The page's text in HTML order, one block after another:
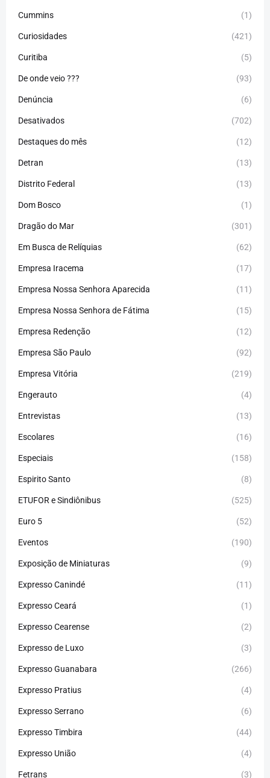
Cummins (1)
Curiosidades (421)
Curitiba (5)
De onde veio ??? (93)
Denúncia (6)
Desativados (702)
Destaques do mês (12)
Detran (13)
Distrito Federal (13)
Dom Bosco (1)
Dragão do Mar (301)
Em Busca de Relíquias (62)
Empresa Iracema (17)
Empresa Nossa Senhora Aparecida (11)
Empresa Nossa Senhora de Fátima (15)
Empresa Redenção (12)
Empresa São Paulo (92)
Empresa Vitória (219)
Engerauto (4)
Entrevistas (13)
Escolares (16)
Especiais (158)
Espirito Santo (8)
ETUFOR e Sindiônibus (525)
Euro 5 (52)
Eventos (190)
Exposição de Miniaturas (9)
Expresso Canindé (11)
Expresso Ceará (1)
Expresso Cearense (2)
Expresso de Luxo (3)
Expresso Guanabara (266)
Expresso Pratius (4)
Expresso Serrano (6)
Expresso Timbira (44)
Expresso União (4)
Fetrans (3)